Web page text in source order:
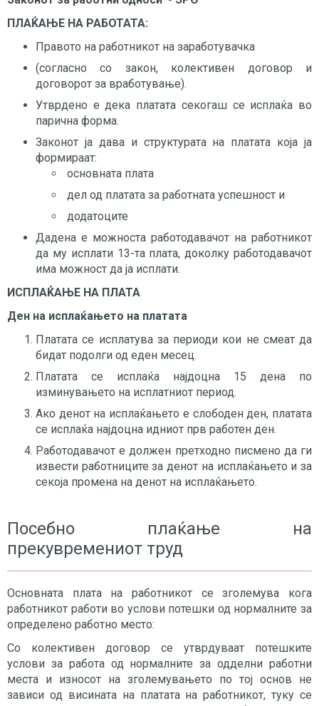
ПЛАЌАЊЕ НА РАБОТАТА:
Правото на работникот на заработувачка
(согласно со закон, колективен договор и
договорот за вработување).
Утврдено е дека платата секогаш се исплаќа во
парична форма.
Законот ја дава и структурата на платата која ја
формираат:
основната плата
дел од платата за работната успешност и
додатоците
Дадена е можноста работодавачот на работникот
да му исплати 13-та плата, доколку работодавачот
има можност да ја исплати.
ИСПЛАЌАЊЕ НА ПЛАТА
Ден на исплаќањето на платата
Платата се исплатува за периоди кои не смеат да
бидат подолги од еден месец.
Платата се исплаќа најдоцна 15 дена по
изминувањето на исплатниот период.
Ако денот на исплаќањето е слободен ден, платата
се исплаќа најдоцна идниот прв работен ден.
Работодавачот е должен претходно писмено да ги
извести работниците за денот на исплаќањето и за
секоја промена на денот на исплаќањето.
Посебно плаќање на
прекувремениот труд
Основната плата на работникот се зголемува кога
работникот работи во услови потешки од нормалните за
определено работно место:
Со колективен договор се утврдуваат потешките
услови за работа од нормалните за одделни работни
места и износот на зголемувањето по тој основ не
зависи од висината на платата на работникот, туку се